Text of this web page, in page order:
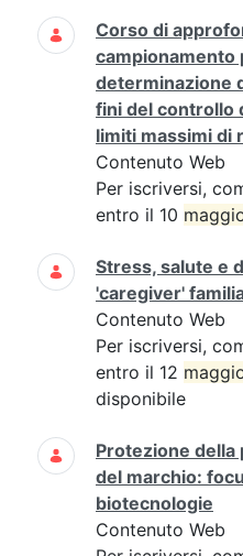
Corso di
campionamento
determinazione
fini del controllo
limiti massimi di
Contenuto Web
Per iscriversi,
entro il 10
Stress, salute e
'caregiver'
Contenuto Web
Per iscriversi,
entro il 12
disponibile
Protezione
del marchio:
biotecnologie
Contenuto Web